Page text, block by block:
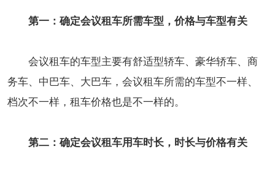
第一：确定会议租车所需车型，价格与车型有关
会议租车的车型主要有舒适型轿车、豪华轿车、商
务车、中巴车、大巴车，会议租车所需的车型不一样、
档次不一样，租车价格也是不一样的。
第二：确定会议租车用车时长，时长与价格有关